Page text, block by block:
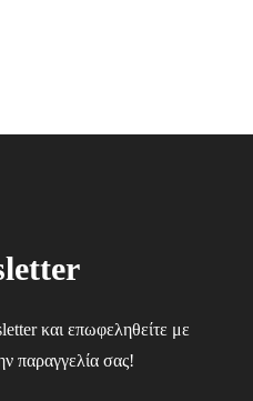
και επωφεληθείτε με
παραγγελία σας!